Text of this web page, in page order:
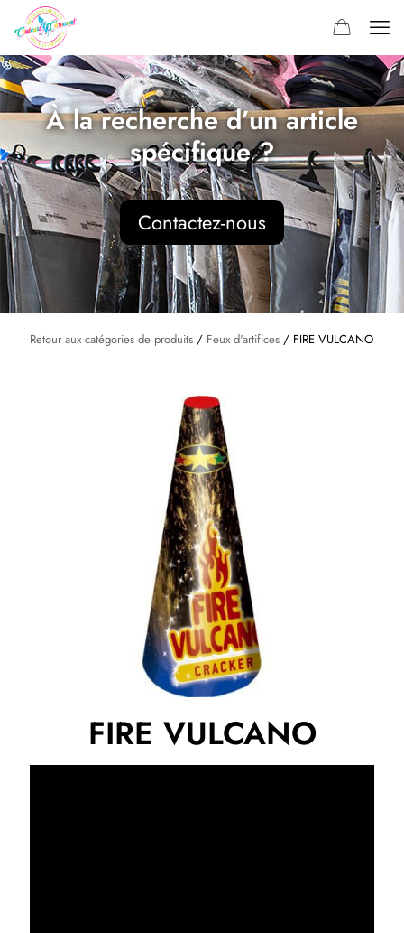
À la recherche d’un article
spécifique ?
Contactez-nous
Retour aux catégories de produits / Feux d'artifices / FIRE VULCANO
FIRE VULCANO